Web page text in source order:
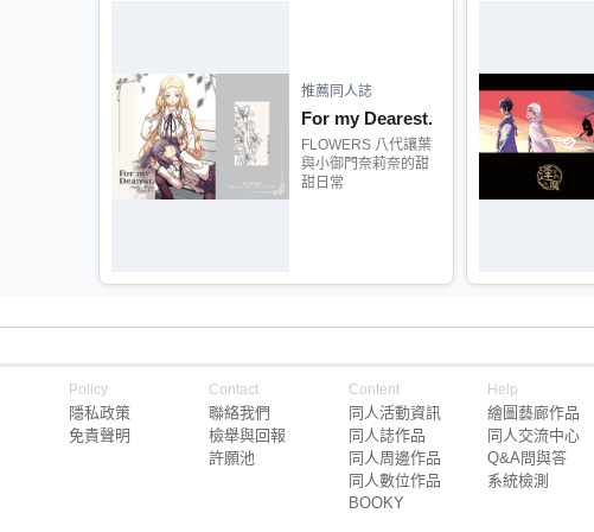
推薦同人誌
For my Dearest.
FLOWERS 八代讓葉
與小御門奈莉奈的甜
甜日常
Policy
隱私政策
免責聲明
Contact
聯絡我們
檢舉與回報
許願池
Content
同人活動資訊
同人誌作品
同人周邊作品
同人數位作品
BOOKY
Help
繪圖藝廊作品
同人交流中心
Q&A問與答
系統檢測